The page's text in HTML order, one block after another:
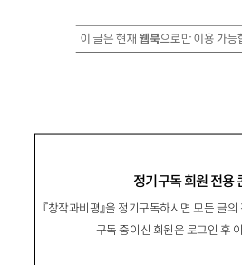
정기구독 회원 전용
『창작과비평』을 정기구독하시면 모든 글
구독 중이신 회원은 로그인 후